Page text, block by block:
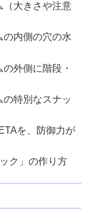
（大きさや注意
の内側の穴の水
外側に階段・
特別なスナッ
を、防御力が
ク」の作り方